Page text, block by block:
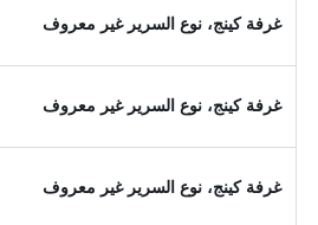
غرفة كينج، نوع السرير غير معروف
غرفة كينج، نوع السرير غير معروف
غرفة كينج، نوع السرير غير معروف